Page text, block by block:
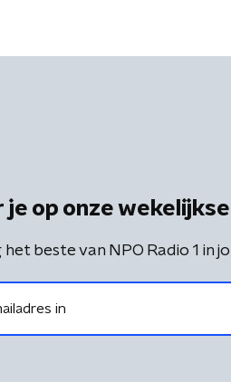
je op onze
beste van NPO Radio 1 in